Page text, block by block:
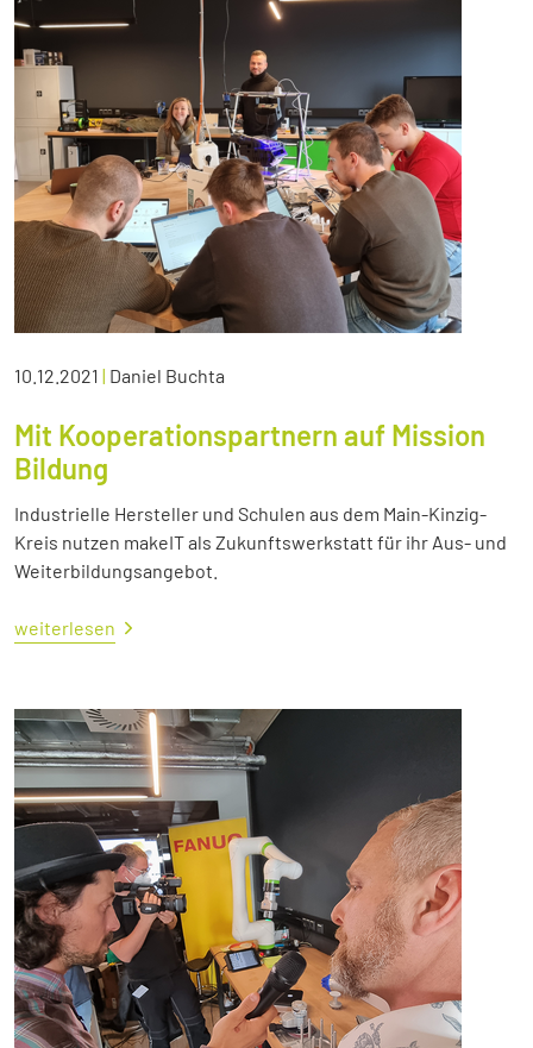
10.12.2021 | Daniel Buchta
Mit Kooperationspartnern auf Mission
Bildung
Industrielle Hersteller und Schulen aus dem Main-Kinzig-
Kreis nutzen makeIT als Zukunftswerkstatt für ihr Aus- und
Weiterbildungsangebot.
weiterlesen